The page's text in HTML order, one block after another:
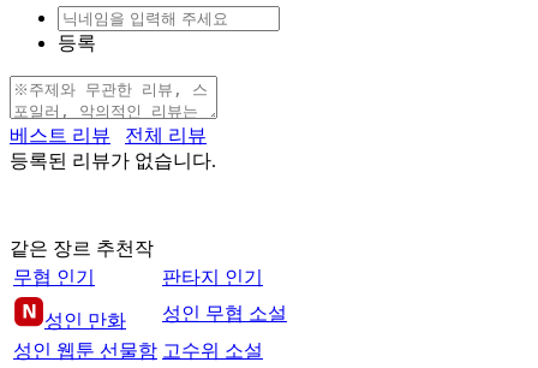
등록
베스트 리뷰
전체 리뷰
등록된 리뷰가 없습니다.
같은 장르 추천작
무협 인기
판타지 인기
성인 만화
성인 무협 소설
성인 웹툰 선물함 고수위 소설